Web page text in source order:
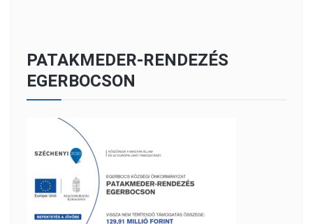
PATAKMEDER-RENDEZÉS
EGERBOCSON